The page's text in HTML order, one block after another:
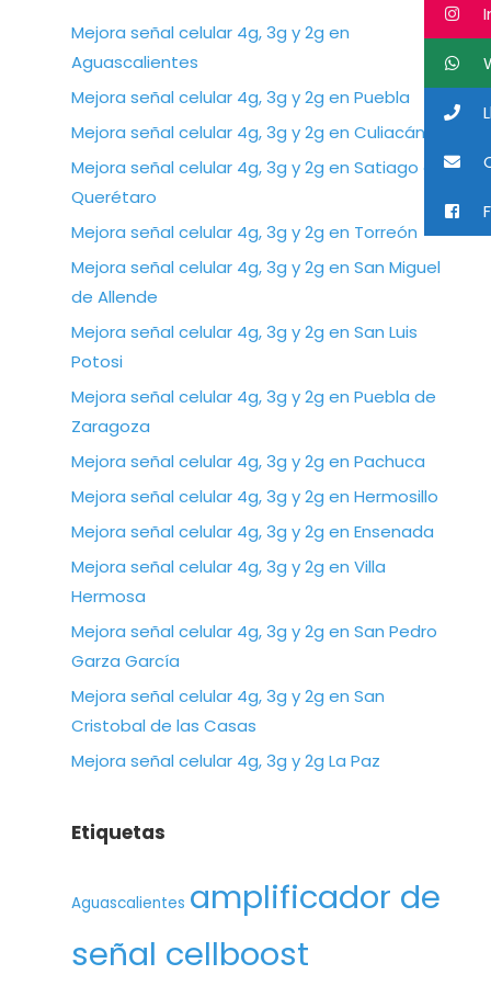
Mejora señal celular 4g, 3g y 2g en
Aguascalientes
Mejora señal celular 4g, 3g y 2g en Puebla
Mejora señal celular 4g, 3g y 2g en Culiacán
Mejora señal celular 4g, 3g y 2g en Satiago de
Querétaro
Mejora señal celular 4g, 3g y 2g en Torreón
Mejora señal celular 4g, 3g y 2g en San Miguel
de Allende
Mejora señal celular 4g, 3g y 2g en San Luis
Potosi
Mejora señal celular 4g, 3g y 2g en Puebla de
Zaragoza
Mejora señal celular 4g, 3g y 2g en Pachuca
Mejora señal celular 4g, 3g y 2g en Hermosillo
Mejora señal celular 4g, 3g y 2g en Ensenada
Mejora señal celular 4g, 3g y 2g en Villa
Hermosa
Mejora señal celular 4g, 3g y 2g en San Pedro
Garza García
Mejora señal celular 4g, 3g y 2g en San
Cristobal de las Casas
Mejora señal celular 4g, 3g y 2g La Paz
Etiquetas
Aguascalientes amplificador de
señal cellboost